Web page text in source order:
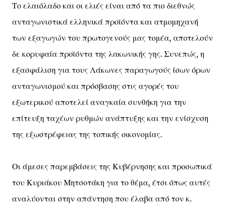
Το ελαιόλαδο και οι ελιές είναι από τα πιο διεθνώς
ανταγωνιστικά ελληνικά προϊόντα και ατμομηχανή
των εξαγωγών του πρωτογενούς μας τομέα, αποτελούν
δε κορυφαία προϊόντα της λακωνικής γης. Συνεπώς, η
εξασφάλιση για τους Λάκωνες παραγωγούς ίσων όρων
ανταγωνισμού και πρόσβασης στις αγορές του
εξωτερικού αποτελεί αναγκαία συνθήκη για την
επίτευξη ταχέων ρυθμών ανάπτυξης και την ενίσχυση
της εξωστρέφειας της τοπικής οικονομίας.
Οι άμεσες παρεμβάσεις της Κυβέρνησης και προσωπικά
του Κυριάκου Μητσοτάκη για το θέμα, έτσι όπως αυτές
αναλύονται στην απάντηση που έλαβα από τον κ.